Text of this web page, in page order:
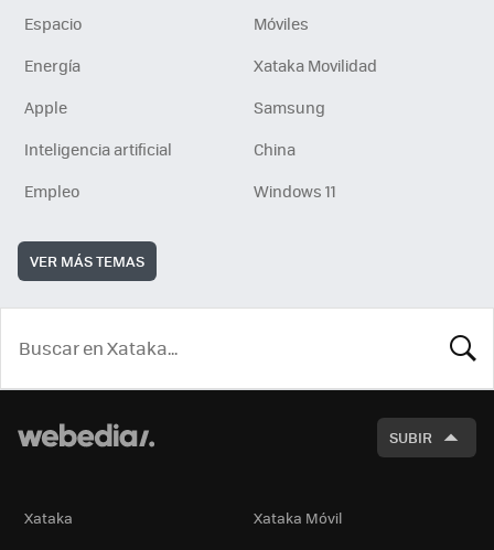
Espacio
Móviles
Energía
Xataka Movilidad
Apple
Samsung
Inteligencia artificial
China
Empleo
Windows 11
VER MÁS TEMAS
SUBIR
Xataka
Xataka Móvil